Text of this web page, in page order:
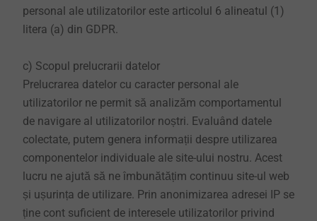
personal ale utilizatorilor este articolul 6 alineatul (1)
litera (a) din GDPR.
c) Scopul prelucrarii datelor
Prelucrarea datelor cu caracter personal ale
utilizatorilor ne permit să analizăm comportamentul
de navigare al utilizatorilor noștri. Evaluând datele
colectate, putem genera informații despre utilizarea
componentelor individuale ale site-ului nostru. Acest
lucru ne ajută să ne îmbunătățim continuu site-ul web
și ușurința de utilizare. Prin anonimizarea adresei IP se
ține cont suficient de interesele utilizatorilor privind